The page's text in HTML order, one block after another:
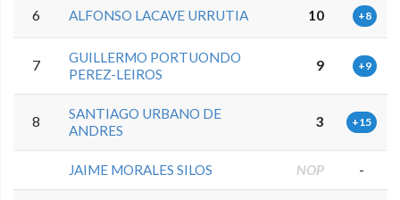
6 ALFONSO LACAVE URRUTIA 10 +8
7
GUILLERMO PORTUONDO
PEREZ-LEIROS
9 +9
8
SANTIAGO URBANO DE
ANDRES
3 +15
JAIME MORALES SILOS NOP -